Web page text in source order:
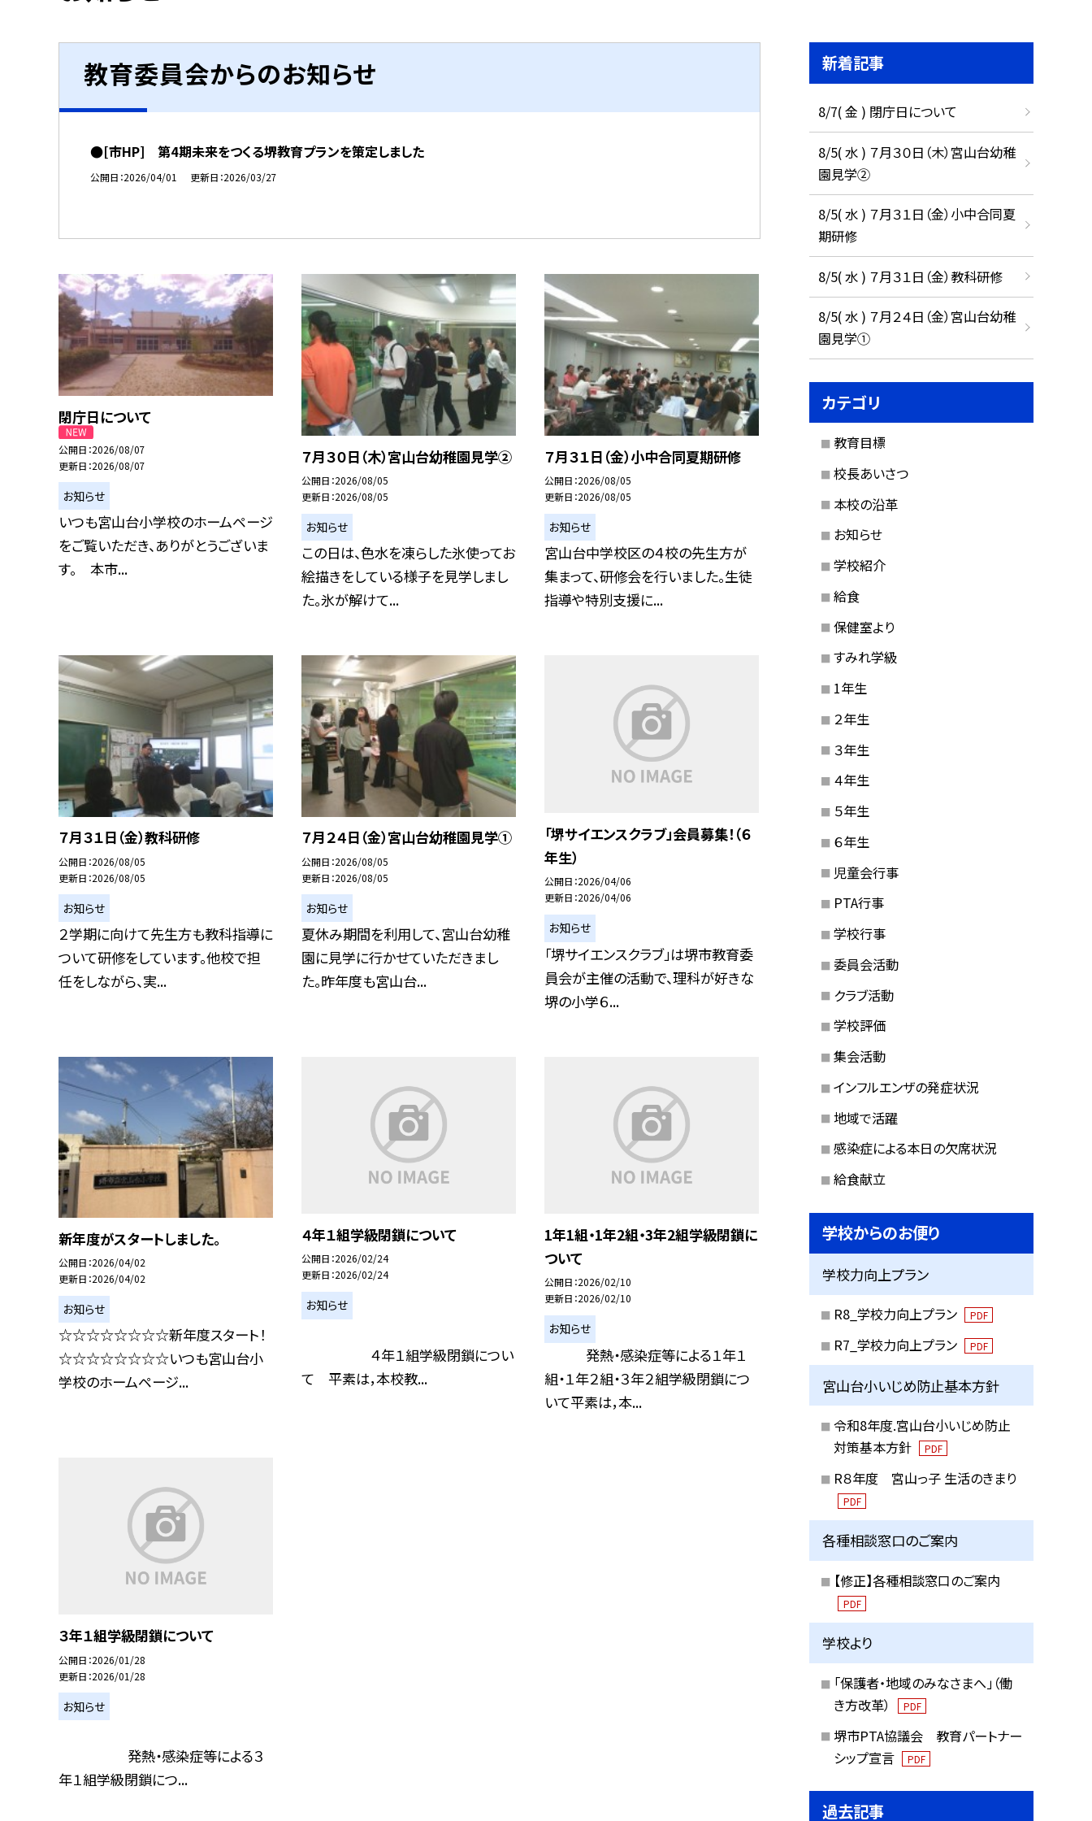
教育委員会からのお知らせ
●[市HP] 第4期未来をつくる堺教育プランを策定しました
公開日 2026/04/01 更新日 2026/03/27
閉庁日について
公開日 2026/08/07
更新日 2026/08/07
お知らせ
いつも宮山台小学校のホームページ
をご覧いただき、ありがとうございま
す。 本市...
７月３０日（木）宮山台幼稚園見学②
公開日 2026/08/05
更新日 2026/08/05
お知らせ
この日は、色水を凍らした氷使ってお
絵描きをしている様子を見学しまし
た。氷が解けて...
７月３１日（金）小中合同夏期研修
公開日 2026/08/05
更新日 2026/08/05
お知らせ
宮山台中学校区の４校の先生方が
集まって、研修会を行いました。生徒
指導や特別支援に...
７月３１日（金）教科研修
公開日 2026/08/05
更新日 2026/08/05
お知らせ
２学期に向けて先生方も教科指導に
ついて研修をしています。他校で担
任をしながら、実...
７月２４日（金）宮山台幼稚園見学①
公開日 2026/08/05
更新日 2026/08/05
お知らせ
夏休み期間を利用して、宮山台幼稚
園に見学に行かせていただきまし
た。昨年度も宮山台...
「堺サイエンスクラブ」会員募集！（６
年生）
公開日 2026/04/06
更新日 2026/04/06
お知らせ
「堺サイエンスクラブ」は堺市教育委
員会が主催の活動で、理科が好きな
堺の小学６...
新年度がスタートしました。
公開日 2026/04/02
更新日 2026/04/02
お知らせ
☆☆☆☆☆☆☆☆新年度スタート！
☆☆☆☆☆☆☆☆いつも宮山台小
学校のホームページ...
４年１組学級閉鎖について
公開日 2026/02/24
更新日 2026/02/24
お知らせ
４年１組学級閉鎖につい
て 平素は，本校教...
1年1組・1年2組・3年2組学級閉鎖に
ついて
公開日 2026/02/10
更新日 2026/02/10
お知らせ
発熱・感染症等による１年１
組・１年２組・３年２組学級閉鎖につ
いて平素は，本...
３年１組学級閉鎖について
公開日 2026/01/28
更新日 2026/01/28
お知らせ
発熱・感染症等による３
年１組学級閉鎖につ...
新着記事
8/7( 金 ) 閉庁日について
8/5( 水 ) ７月３０日（木）宮山台幼稚
園見学②
8/5( 水 ) ７月３１日（金）小中合同夏
期研修
8/5( 水 ) ７月３１日（金）教科研修
8/5( 水 ) ７月２４日（金）宮山台幼稚
園見学①
カテゴリ
教育目標
校長あいさつ
本校の沿革
お知らせ
学校紹介
給食
保健室より
すみれ学級
1年生
２年生
３年生
４年生
５年生
６年生
児童会行事
PTA行事
学校行事
委員会活動
クラブ活動
学校評価
集会活動
インフルエンザの発症状況
地域で活躍
感染症による本日の欠席状況
給食献立
学校からのお便り
学校力向上プラン
R8_学校力向上プラン PDF
R7_学校力向上プラン PDF
宮山台小いじめ防止基本方針
令和8年度.宮山台小いじめ防止
対策基本方針
PDF
R８年度 宮山っ子 生活のきまり
PDF
各種相談窓口のご案内
【修正】各種相談窓口のご案内
PDF
学校より
「保護者・地域のみなさまへ」（働
き方改革）
PDF
堺市PTA協議会 教育パートナー
シップ宣言
PDF
過去記事